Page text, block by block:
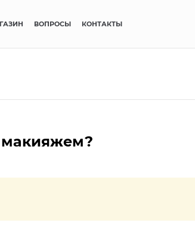
ВОПРОСЫ КОНТАКТЫ